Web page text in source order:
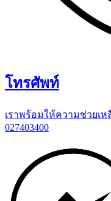
โทรศัพท์
เราพร้อมให้ความช่วยเ
027403400